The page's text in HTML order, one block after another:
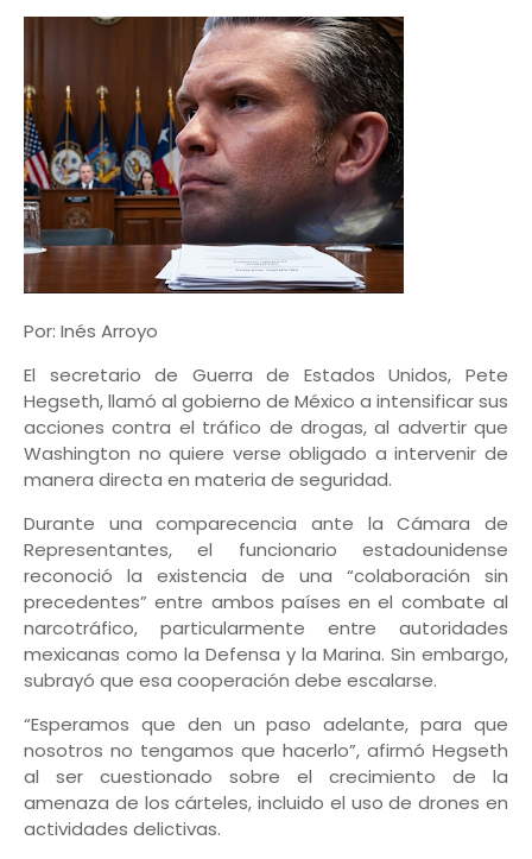
Por: Inés Arroyo
El secretario de Guerra de Estados Unidos, Pete
Hegseth, llamó al gobierno de México a intensificar sus
acciones contra el tráfico de drogas, al advertir que
Washington no quiere verse obligado a intervenir de
manera directa en materia de seguridad.
Durante una comparecencia ante la Cámara de
Representantes, el funcionario estadounidense
reconoció la existencia de una “colaboración sin
precedentes” entre ambos países en el combate al
narcotráfico, particularmente entre autoridades
mexicanas como la Defensa y la Marina. Sin embargo,
subrayó que esa cooperación debe escalarse.
“Esperamos que den un paso adelante, para que
nosotros no tengamos que hacerlo”, afirmó Hegseth
al ser cuestionado sobre el crecimiento de la
amenaza de los cárteles, incluido el uso de drones en
actividades delictivas.